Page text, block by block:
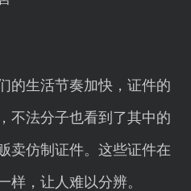
的生活节奏加快，证件的
不法分子也看到了其中的
卖仿制证件。这些证件在
样，让人难以分辨。